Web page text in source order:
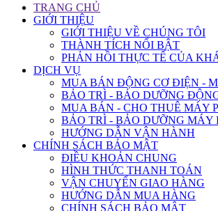
TRANG CHỦ
GIỚI THIỆU
GIỚI THIỆU VỀ CHÚNG TÔI
THÀNH TÍCH NỔI BẬT
PHẢN HỒI THỰC TẾ CỦA
DỊCH VỤ
MUA BÁN ĐỘNG CƠ ĐIỆN -
BẢO TRÌ - BẢO DƯỠNG
MUA BÁN - CHO THUÊ MÁY
BẢO TRÌ - BẢO DƯỠNG MÁY
HƯỚNG DẪN VẬN HÀNH
CHÍNH SÁCH BẢO MẬT
ĐIỀU KHOẢN CHUNG
HÌNH THỨC THANH TOÁN
VẬN CHUYỂN GIAO HÀNG
HƯỚNG DẪN MUA HÀNG
CHÍNH SÁCH BẢO MẬT